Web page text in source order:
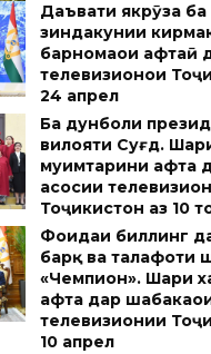
Даъвати якрӯза
зиндакунии
барномаҳои ҳафтаӣ
телевизионҳои
24 апрел
Ба дунболи
вилояти Суғд.
муҳимтарини ҳафта
асосии
Тоҷикистон аз 10
Фоидаи биллинг
барқ ва талафоти
«Чемпион». Шарҳи
ҳафта дар
телевизионии
10 апрел